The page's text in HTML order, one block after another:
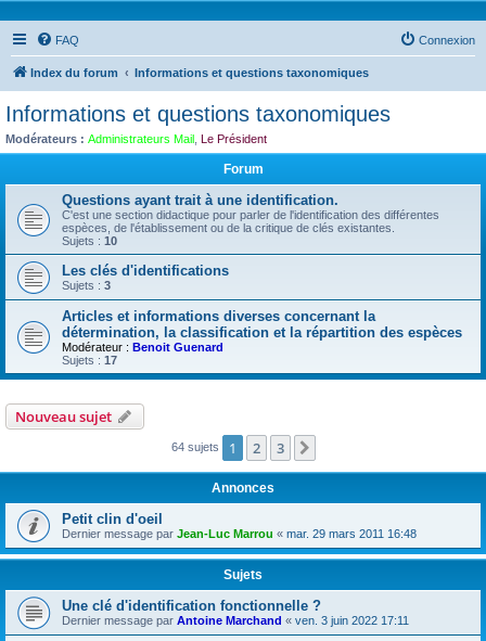
FAQ Connexion
Index du forum Informations et questions taxonomiques
Informations et questions taxonomiques
Modérateurs : Administrateurs Mail Le Président
Forum
Questions ayant trait à une identification.
C'est une section didactique pour parler de l'identification des différentes
espèces, de l'établissement ou de la critique de clés existantes.
Sujets : 10
Les clés d'identifications
Sujets : 3
Articles et informations diverses concernant la
détermination, la classification et la répartition des espèces
Modérateur : Benoit Guenard
Sujets : 17
Nouveau sujet
64 sujets 1 2 3
Annonces
Petit clin d'oeil
Dernier message par Jean-Luc Marrou « mar. 29 mars 2011 16:48
Sujets
Une clé d'identification fonctionnelle ?
Dernier message par Antoine Marchand « ven. 3 juin 2022 17:11